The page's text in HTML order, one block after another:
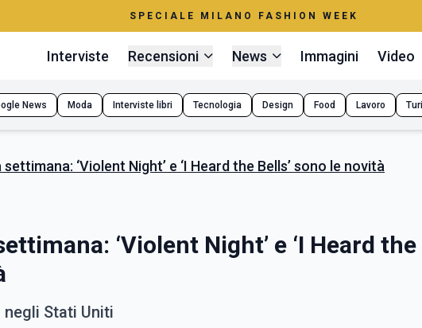
SPECIALE MILANO FASHION WEEK
Interviste Recensioni News Immagini Video
News Moda Interviste libri Tecnologia Design Food Lavoro
‘Violent Night’ e ‘I Heard the Bells’ sono le novità
‘Violent Night’ e ‘I Heard the
Stati Uniti